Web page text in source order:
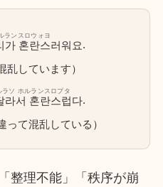
가 혼란스러워요
ランスロウォヨ
.
乱しています）
라서 혼란스럽다
ソ ホルランスロプタ
.
って混乱している）
整理不能」「秩序が崩